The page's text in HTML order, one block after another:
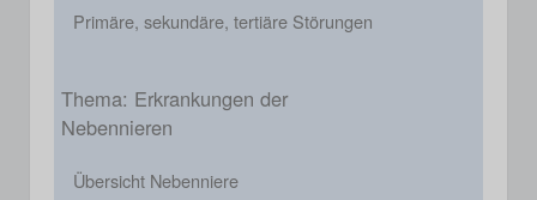
Primäre, sekundäre, tertiäre Störungen
Thema: Erkrankungen der
Nebennieren
Übersicht Nebenniere